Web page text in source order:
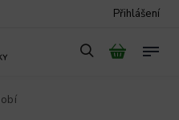
Přihlášení